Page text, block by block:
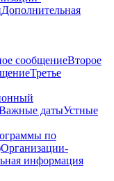
Дополнительная
сообщениеВторое
Третье
датыУстные
по
Организации-
информация